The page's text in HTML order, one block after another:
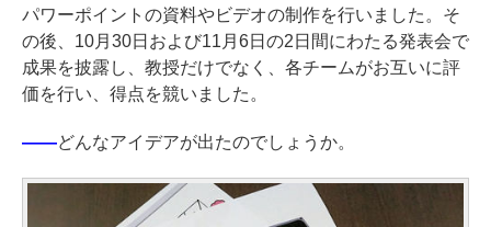
パワーポイントの資料やビデオの制作を行いました。そ
の後、10月30日および11月6日の2日間にわたる発表会で
成果を披露し、教授だけでなく、各チームがお互いに評
価を行い、得点を競いました。
――どんなアイデアが出たのでしょうか。